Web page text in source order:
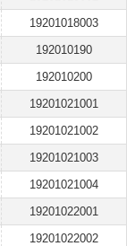
19201018003
192010190
192010200
19201021001
19201021002
19201021003
19201021004
19201022001
19201022002